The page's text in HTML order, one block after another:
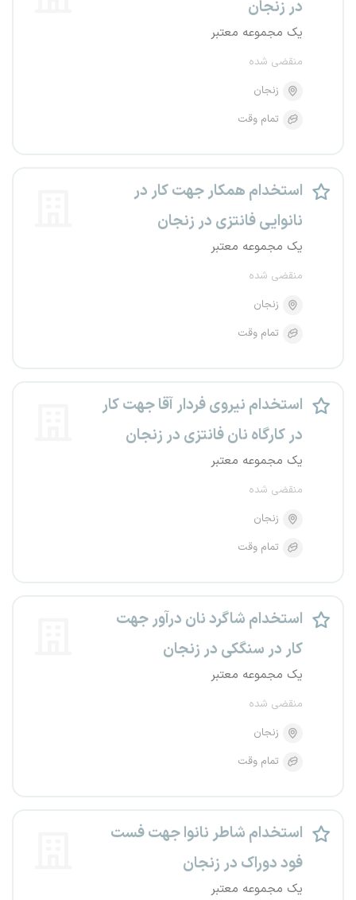
در زنجان
یک مجموعه معتبر
منقضی شده
زنجان
تمام وقت
استخدام همکار جهت کار در
نانوایی فانتزی در زنجان
یک مجموعه معتبر
منقضی شده
زنجان
تمام وقت
استخدام نیروی فردار آقا جهت کار
در کارگاه نان فانتزی در زنجان
یک مجموعه معتبر
منقضی شده
زنجان
تمام وقت
استخدام شاگرد نان درآور جهت
کار در سنگکی در زنجان
یک مجموعه معتبر
منقضی شده
زنجان
تمام وقت
استخدام شاطر نانوا جهت فست
فود دوراک در زنجان
یک مجموعه معتبر